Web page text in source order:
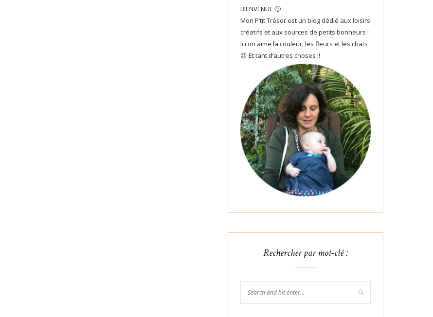
BIENVENUE 🙂
Mon P’tit Trésor est un blog dédié aux loisirs
créatifs et aux sources de petits bonheurs !
Ici on aime la couleur, les fleurs et les chats
😉 Et tant d’autres choses !!
Rechercher par mot-clé :